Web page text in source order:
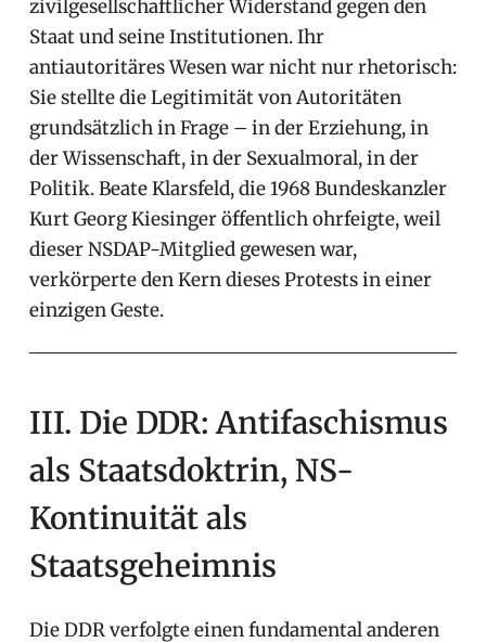
zivilgesellschaftlicher Widerstand gegen den
Staat und seine Institutionen. Ihr
antiautoritäres Wesen war nicht nur rhetorisch:
Sie stellte die Legitimität von Autoritäten
grundsätzlich in Frage – in der Erziehung, in
der Wissenschaft, in der Sexualmoral, in der
Politik. Beate Klarsfeld, die 1968 Bundeskanzler
Kurt Georg Kiesinger öffentlich ohrfeigte, weil
dieser NSDAP-Mitglied gewesen war,
verkörperte den Kern dieses Protests in einer
einzigen Geste.
III. Die DDR: Antifaschismus
als Staatsdoktrin, NS-
Kontinuität als
Staatsgeheimnis
Die DDR verfolgte einen fundamental anderen